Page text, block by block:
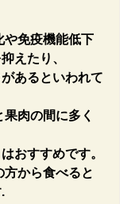
や免疫機能低下
えたり、
あるといわれて
肉の間に多く
すすめです。
方から食べると